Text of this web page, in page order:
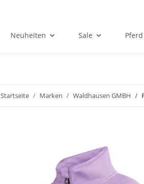
Neuheiten Sale Pferd
Startseite Marken Waldhausen GMBH